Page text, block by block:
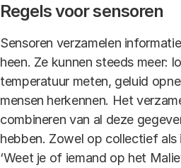
Regels voor sensoren
Sensoren verzamelen
heen. Ze kunnen steeds meer:
temperatuur meten, geluid
mensen herkennen. Het
combineren van al deze
hebben. Zowel op collectief als
‘Weet je of iemand op het